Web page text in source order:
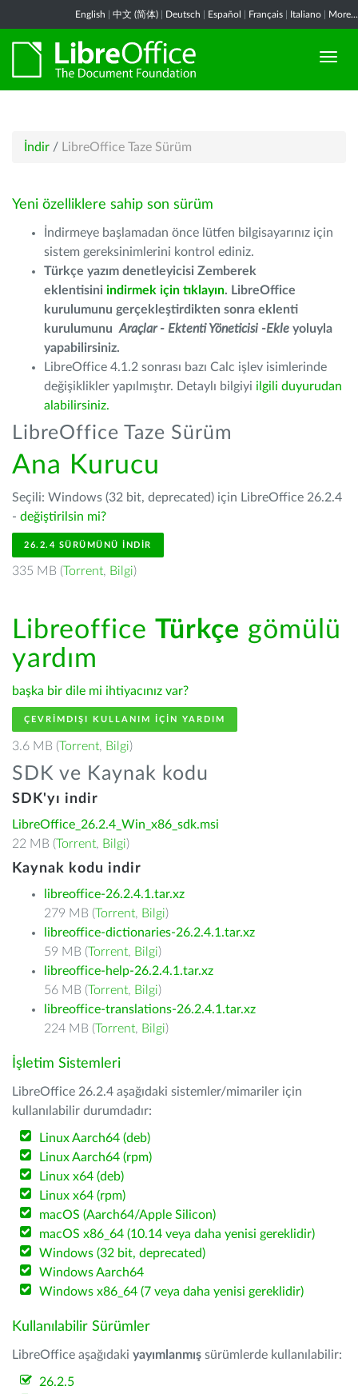
English 中文 (简体) Deutsch Español Français Italiano More...
İndir / LibreOffice Taze Sürüm
Yeni özelliklere sahip son sürüm
İndirmeye başlamadan önce lütfen bilgisayarınız için
sistem gereksinimlerini kontrol ediniz.
Türkçe yazım denetleyicisi Zemberek
eklentisini indirmek için tıklayın. LibreOffice
kurulumunu gerçekleştirdikten sonra eklenti
kurulumunu Araçlar - Ektenti Yöneticisi -Ekle yoluyla
yapabilirsiniz.
LibreOffice 4.1.2 sonrası bazı Calc işlev isimlerinde
değişiklikler yapılmıştır. Detaylı bilgiyi ilgili duyurudan
alabilirsiniz.
LibreOffice Taze Sürüm
Ana Kurucu
Seçili: Windows (32 bit, deprecated) için LibreOffice 26.2.4
- değiştirilsin mi?
26.2.4 SÜRÜMÜNÜ İNDIR
335 MB (Torrent, Bilgi)
Libreoffice Türkçe gömülü
yardım
başka bir dile mi ihtiyacınız var?
ÇEVRIMDIŞI KULLANIM IÇIN YARDIM
3.6 MB (Torrent, Bilgi)
SDK ve Kaynak kodu
SDK'yı indir
LibreOffice_26.2.4_Win_x86_sdk.msi
22 MB (Torrent, Bilgi)
Kaynak kodu indir
libreoffice-26.2.4.1.tar.xz
279 MB (Torrent, Bilgi)
libreoffice-dictionaries-26.2.4.1.tar.xz
59 MB (Torrent, Bilgi)
libreoffice-help-26.2.4.1.tar.xz
56 MB (Torrent, Bilgi)
libreoffice-translations-26.2.4.1.tar.xz
224 MB (Torrent, Bilgi)
İşletim Sistemleri
LibreOffice 26.2.4 aşağıdaki sistemler/mimariler için
kullanılabilir durumdadır:
Linux Aarch64 (deb)
Linux Aarch64 (rpm)
Linux x64 (deb)
Linux x64 (rpm)
macOS (Aarch64/Apple Silicon)
macOS x86_64 (10.14 veya daha yenisi gereklidir)
Windows (32 bit, deprecated)
Windows Aarch64
Windows x86_64 (7 veya daha yenisi gereklidir)
Kullanılabilir Sürümler
LibreOffice aşağıdaki yayımlanmış sürümlerde kullanılabilir:
26.2.5